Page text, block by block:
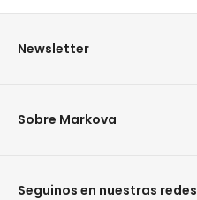
Newsletter
Sobre Markova
Seguinos en nuestras redes